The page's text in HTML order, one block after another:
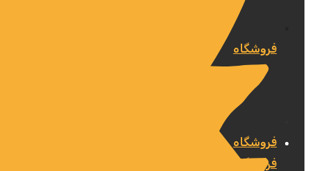
فروشگاه
فروشگاه
فروشگاه